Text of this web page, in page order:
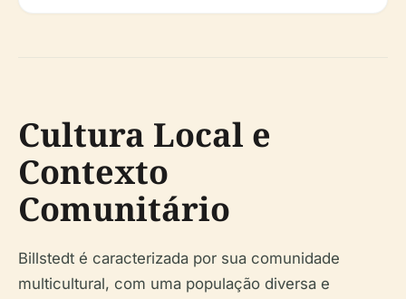
Cultura Local e
Contexto
Comunitário
Billstedt é caracterizada por sua comunidade
multicultural, com uma população diversa e